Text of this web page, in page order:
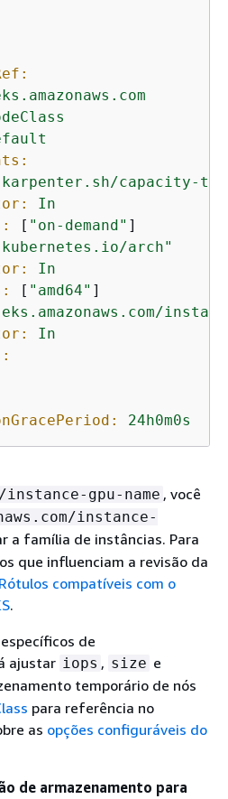
capacity-
In
[ "on-demand" ]
arch"
In
[ "amd64" ]
In
24h0m0s
instance-gpu-name , você
instance-
a família de instâncias. Para
que influenciam a revisão da
Rótulos compatíveis com o
.
de
ajustar iops , size e
temporário de nós
para referência no
as opções configuráveis do
de armazenamento para